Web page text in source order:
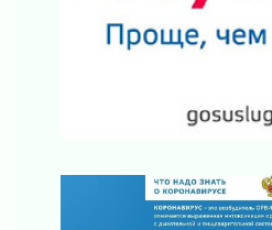
Вдохновлять,
05 августа 2026
На лидирующих позициях
Итоги конкурса
Кадрового центра –